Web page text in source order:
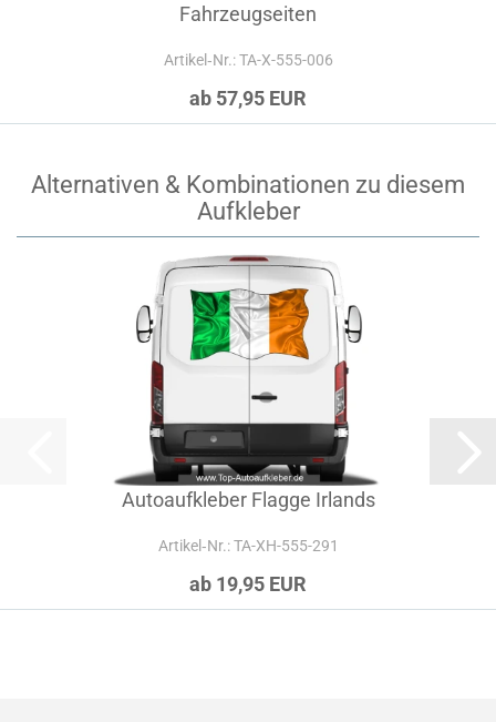
Fahrzeugseiten
Artikel‑Nr.: TA-X-555-006
ab 57,95 EUR
Alternativen & Kombinationen zu diesem
Aufkleber
Autoaufkleber Flagge Irlands
Artikel‑Nr.: TA-XH-555-291
ab 19,95 EUR